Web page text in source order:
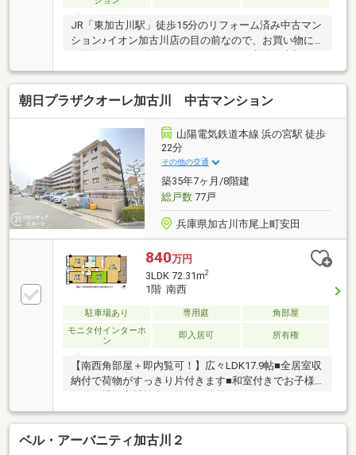
JR「東加古川駅」徒歩15分のリフォーム済み中古マン
ション♪イオン加古川店の目の前なので、お買い物に
ットと一緒に暮らせるマンションです♪(規約有）
朝日プラザクオーレ加古川 中古マンション
山陽電気鉄道本線 浜の宮駅 徒歩
22分
その他の交通
築35年7ヶ月/8階建
総戸数77戸
兵庫県加古川市尾上町安田
840万円
3LDK 72.31m2
1階 南西
駐車場あり 専用庭
角部屋
モニタ付インターホ
ン
即入居可 所有権
【南西角部屋＋即内覧可！】広々LDK17.9帖■全居室収
納付で荷物がすっきり片付きます■和室付きでお子様
の遊び場や客間等多目的にご使用可■カウンターキッ
チンなので家族との会話もはずみますね
ベル・アーバニティ加古川２